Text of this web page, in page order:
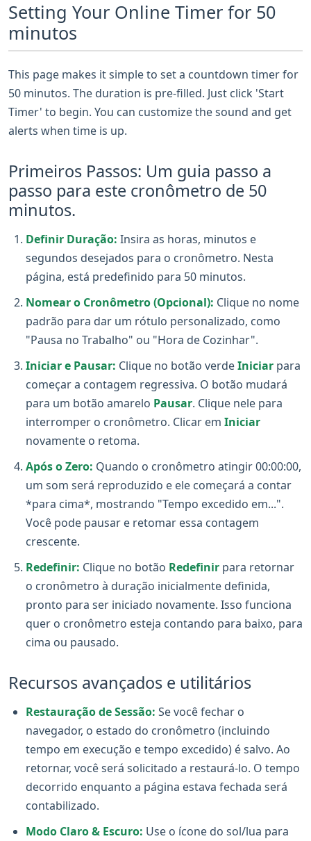
Setting Your Online Timer for 50
minutos
This page makes it simple to set a countdown timer for
50 minutos. The duration is pre-filled. Just click 'Start
Timer' to begin. You can customize the sound and get
alerts when time is up.
Primeiros Passos: Um guia passo a
passo para este cronômetro de 50
minutos.
Definir Duração: Insira as horas, minutos e
segundos desejados para o cronômetro. Nesta
página, está predefinido para 50 minutos.
Nomear o Cronômetro (Opcional): Clique no nome
padrão para dar um rótulo personalizado, como
"Pausa no Trabalho" ou "Hora de Cozinhar".
Iniciar e Pausar: Clique no botão verdeIniciar para
começar a contagem regressiva. O botão mudará
para um botão amarelo Pausar. Clique nele para
interromper o cronômetro. Clicar em Iniciar
novamente o retoma.
Após o Zero: Quando o cronômetro atingir 00:00:00,
um som será reproduzido e ele começará a contar
*para cima*, mostrando "Tempo excedido em...".
Você pode pausar e retomar essa contagem
crescente.
Redefinir: Clique no botão Redefinir para retornar
o cronômetro à duração inicialmente definida,
pronto para ser iniciado novamente. Isso funciona
quer o cronômetro esteja contando para baixo, para
cima ou pausado.
Recursos avançados e utilitários
Restauração de Sessão: Se você fechar o
navegador, o estado do cronômetro (incluindo
tempo em execução e tempo excedido) é salvo. Ao
retornar, você será solicitado a restaurá-lo. O tempo
decorrido enquanto a página estava fechada será
contabilizado.
Modo Claro & Escuro: Use o ícone do sol/lua para